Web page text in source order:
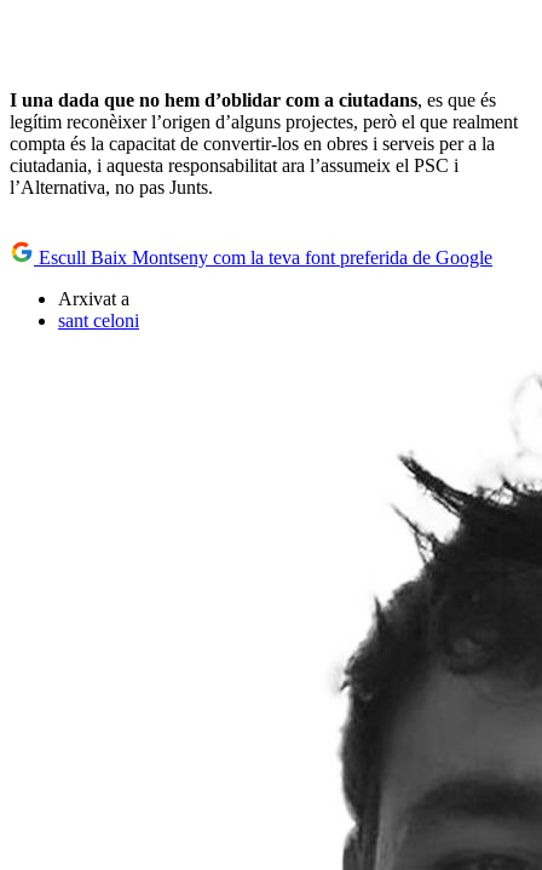
I una dada que no hem d’oblidar com a ciutadans, es que és
legítim reconèixer l’origen d’alguns projectes, però el que realment
compta és la capacitat de convertir-los en obres i serveis per a la
ciutadania, i aquesta responsabilitat ara l’assumeix el PSC i
l’Alternativa, no pas Junts.
Escull Baix Montseny com la teva font preferida de Google
Arxivat a
sant celoni